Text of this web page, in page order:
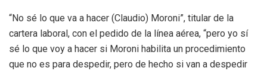
“No sé lo que va a hacer (Claudio) Moroni”, titular de la
cartera laboral, con el pedido de la línea aérea, “pero yo sí
sé lo que voy a hacer si Moroni habilita un procedimiento
que no es para despedir, pero de hecho si van a despedir